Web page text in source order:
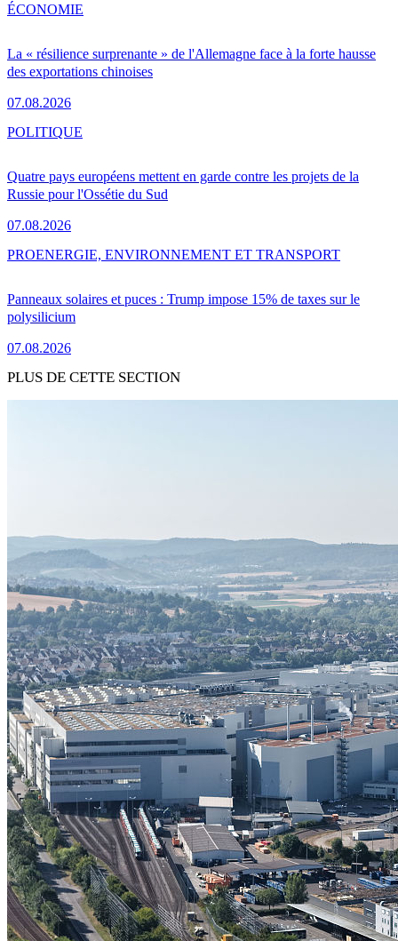
La « résilience surprenante » de l'Allemagne face à la forte hausse
des exportations chinoises
07.08.2026
ÉCONOMIE
Quatre pays européens mettent en garde contre les projets de la
Russie pour l'Ossétie du Sud
07.08.2026
POLITIQUE
Panneaux solaires et puces : Trump impose 15% de taxes sur le
polysilicium
07.08.2026
PROENERGIE, ENVIRONNEMENT ET TRANSPORT
PLUS DE CETTE SECTION